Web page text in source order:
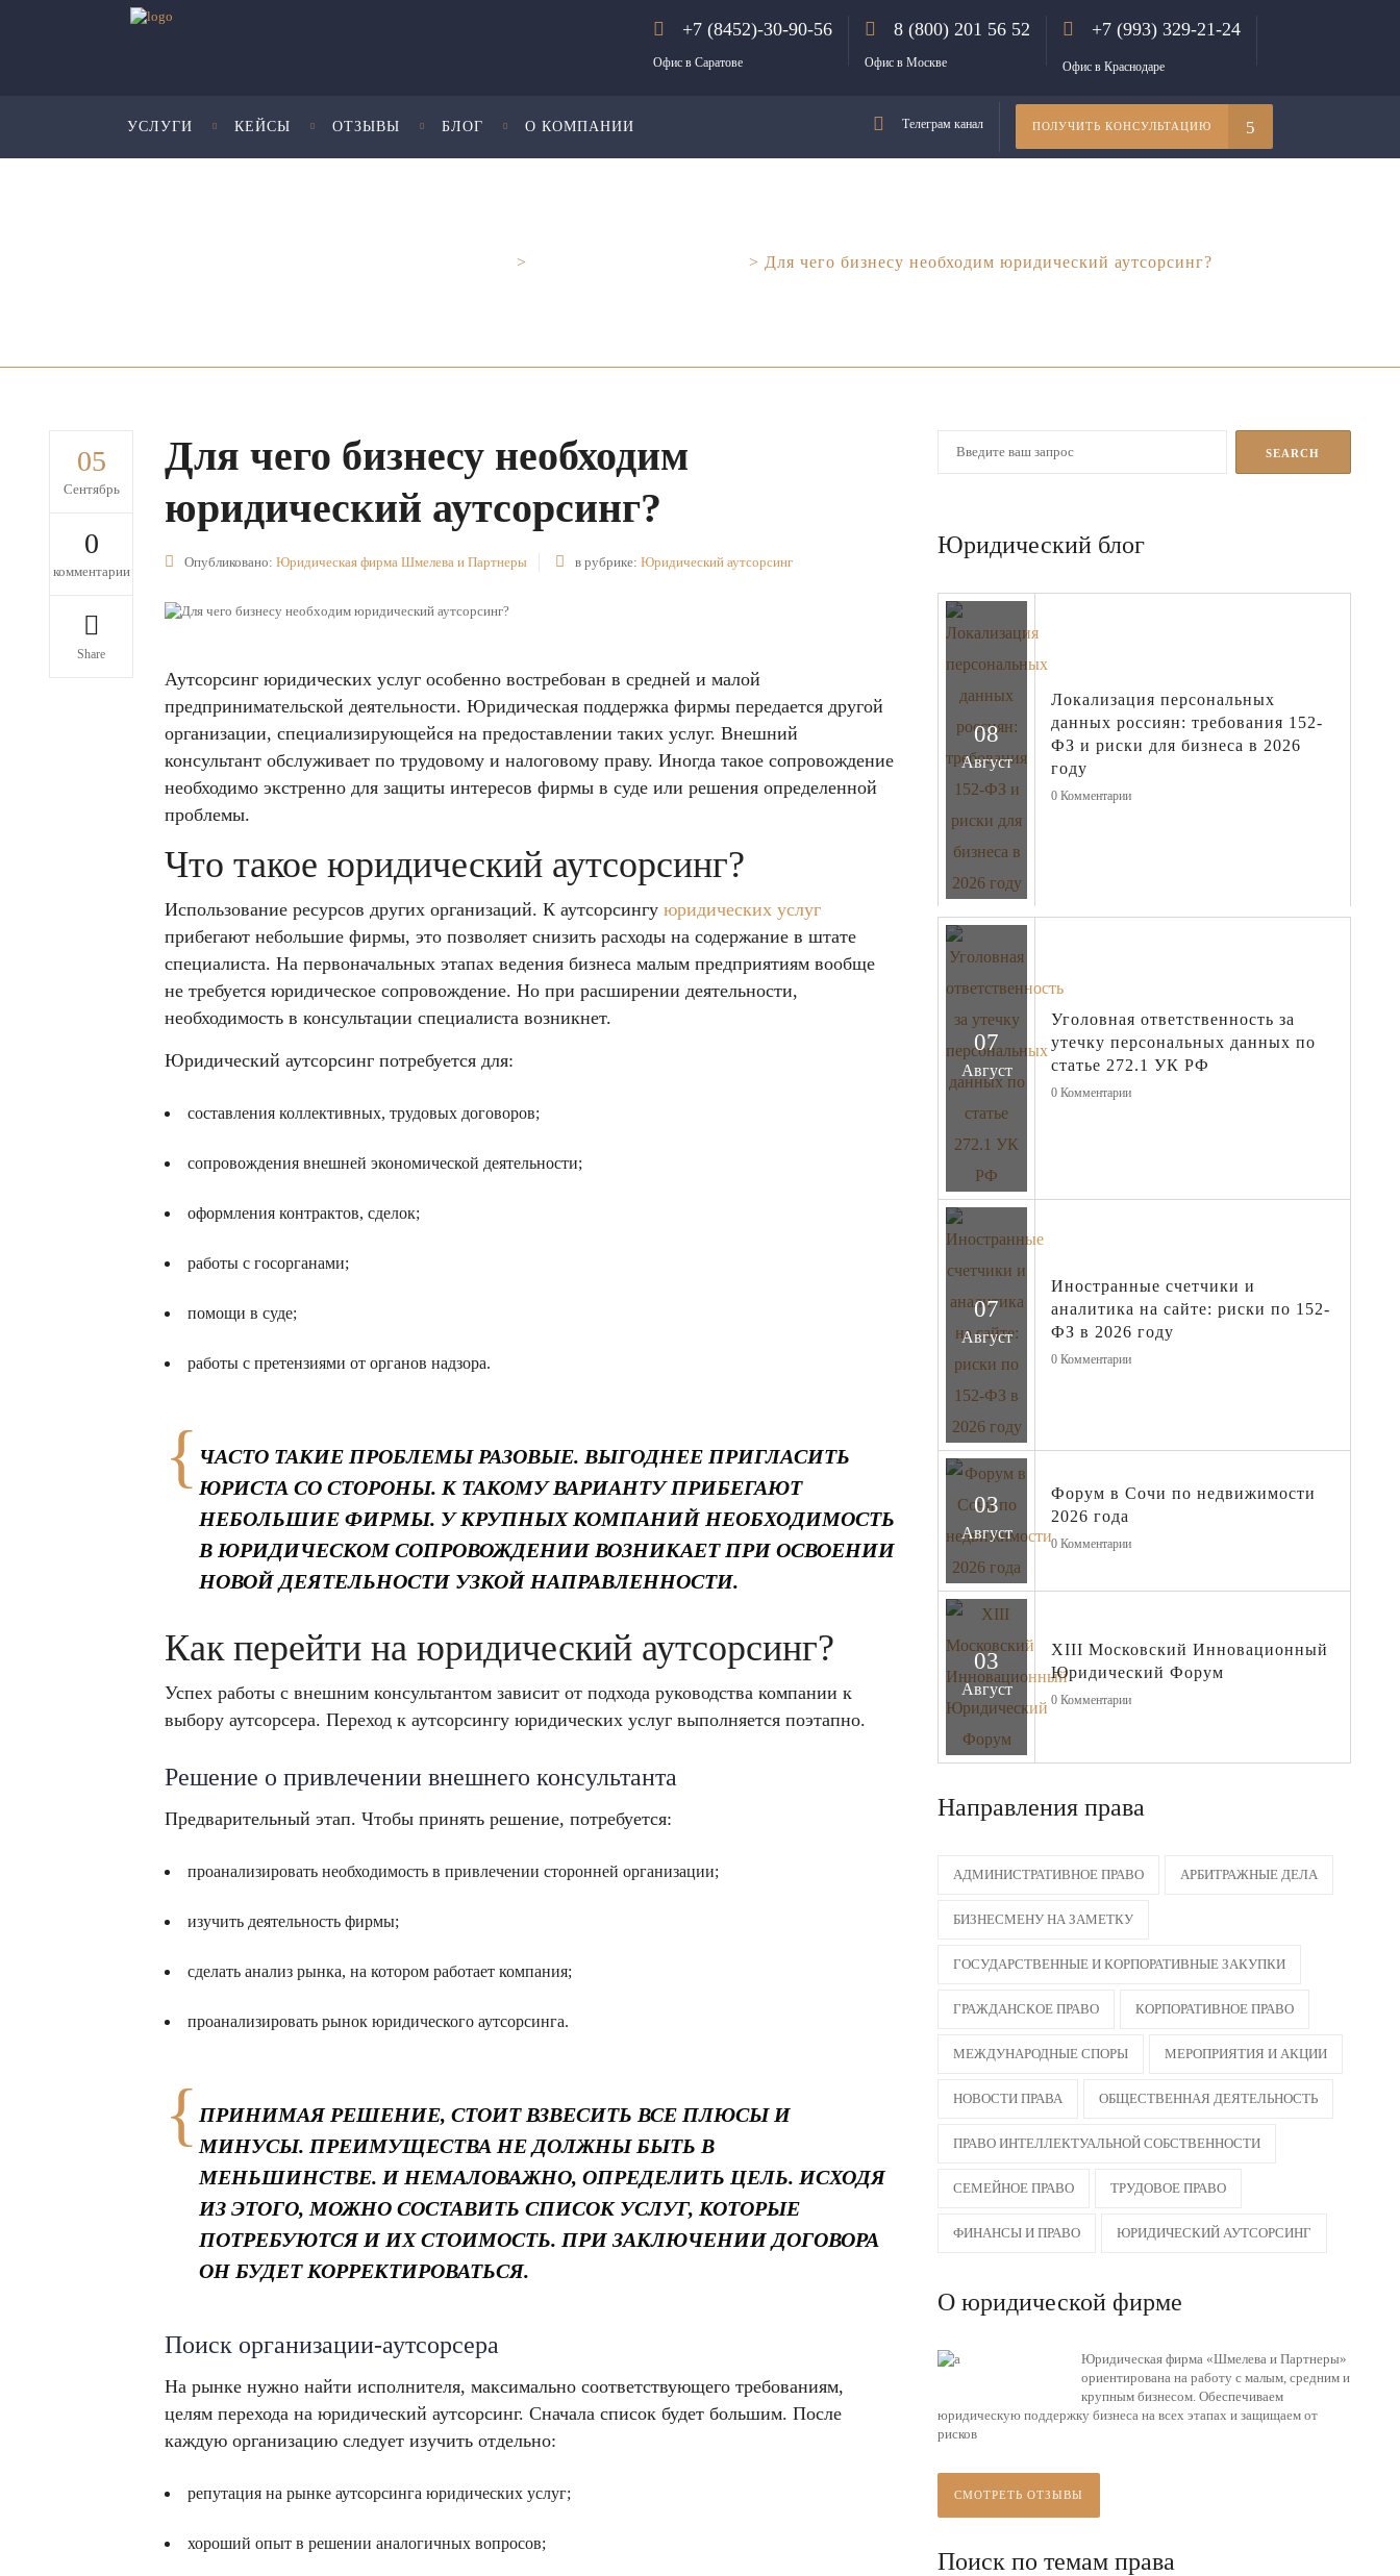
+7 (8452)-30-90-56
Офис в Саратове
8 (800) 201 56 52
Офис в Москве
+7 (993) 329-21-24
Офис в Краснодаре
УСЛУГИ КЕЙСЫ ОТЗЫВЫ БЛОГ О КОМПАНИИ Телеграм канал ПОЛУЧИТЬ КОНСУЛЬТАЦИЮ
> > Для чего бизнесу необходим юридический аутсорсинг?
05
Сентябрь
0
комментарии
Share
Для чего бизнесу необходим
юридический аутсорсинг?
Опубликовано:Юридическая фирма Шмелева и Партнеры в рубрике:Юридический аутсорсинг
Аутсорсинг юридических услуг особенно востребован в средней и малой
предпринимательской деятельности. Юридическая поддержка фирмы передается другой
организации, специализирующейся на предоставлении таких услуг. Внешний
консультант обслуживает по трудовому и налоговому праву. Иногда такое сопровождение
необходимо экстренно для защиты интересов фирмы в суде или решения определенной
проблемы.
Что такое юридический аутсорсинг?
Использование ресурсов других организаций. К аутсорсингуюридических услуг
прибегают небольшие фирмы, это позволяет снизить расходы на содержание в штате
специалиста. На первоначальных этапах ведения бизнеса малым предприятиям вообще
не требуется юридическое сопровождение. Но при расширении деятельности,
необходимость в консультации специалиста возникнет.
Юридический аутсорсинг потребуется для:
составления коллективных, трудовых договоров;
сопровождения внешней экономической деятельности;
оформления контрактов, сделок;
работы с госорганами;
помощи в суде;
работы с претензиями от органов надзора.
ЧАСТО ТАКИЕ ПРОБЛЕМЫ РАЗОВЫЕ. ВЫГОДНЕЕ ПРИГЛАСИТЬ
ЮРИСТА СО СТОРОНЫ. К ТАКОМУ ВАРИАНТУ ПРИБЕГАЮТ
НЕБОЛЬШИЕ ФИРМЫ. У КРУПНЫХ КОМПАНИЙ НЕОБХОДИМОСТЬ
В ЮРИДИЧЕСКОМ СОПРОВОЖДЕНИИ ВОЗНИКАЕТ ПРИ ОСВОЕНИИ
НОВОЙ ДЕЯТЕЛЬНОСТИ УЗКОЙ НАПРАВЛЕННОСТИ.
Как перейти на юридический аутсорсинг?
Успех работы с внешним консультантом зависит от подхода руководства компании к
выбору аутсорсера. Переход к аутсорсингу юридических услуг выполняется поэтапно.
Решение о привлечении внешнего консультанта
Предварительный этап. Чтобы принять решение, потребуется:
проанализировать необходимость в привлечении сторонней организации;
изучить деятельность фирмы;
сделать анализ рынка, на котором работает компания;
проанализировать рынок юридического аутсорсинга.
ПРИНИМАЯ РЕШЕНИЕ, СТОИТ ВЗВЕСИТЬ ВСЕ ПЛЮСЫ И
МИНУСЫ. ПРЕИМУЩЕСТВА НЕ ДОЛЖНЫ БЫТЬ В
МЕНЬШИНСТВЕ. И НЕМАЛОВАЖНО, ОПРЕДЕЛИТЬ ЦЕЛЬ. ИСХОДЯ
ИЗ ЭТОГО, МОЖНО СОСТАВИТЬ СПИСОК УСЛУГ, КОТОРЫЕ
ПОТРЕБУЮТСЯ И ИХ СТОИМОСТЬ. ПРИ ЗАКЛЮЧЕНИИ ДОГОВОРА
ОН БУДЕТ КОРРЕКТИРОВАТЬСЯ.
Поиск организации-аутсорсера
На рынке нужно найти исполнителя, максимально соответствующего требованиям,
целям перехода на юридический аутсорсинг. Сначала список будет большим. После
каждую организацию следует изучить отдельно:
репутация на рынке аутсорсинга юридических услуг;
хороший опыт в решении аналогичных вопросов;
Юридический блог
08
Август
Локализация персональных
данных россиян: требования 152-
ФЗ и риски для бизнеса в 2026
году
0 Комментарии
07
Август
Уголовная ответственность за
утечку персональных данных по
статье 272.1 УК РФ
0 Комментарии
07
Август
Иностранные счетчики и
аналитика на сайте: риски по 152-
ФЗ в 2026 году
0 Комментарии
03
Август
Форум в Сочи по недвижимости
2026 года
0 Комментарии
03
Август
XIII Московский Инновационный
Юридический Форум
0 Комментарии
Направления права
АДМИНИСТРАТИВНОЕ ПРАВО АРБИТРАЖНЫЕ ДЕЛА
БИЗНЕСМЕНУ НА ЗАМЕТКУ
ГОСУДАРСТВЕННЫЕ И КОРПОРАТИВНЫЕ ЗАКУПКИ
ГРАЖДАНСКОЕ ПРАВО КОРПОРАТИВНОЕ ПРАВО
МЕЖДУНАРОДНЫЕ СПОРЫ МЕРОПРИЯТИЯ И АКЦИИ
НОВОСТИ ПРАВА ОБЩЕСТВЕННАЯ ДЕЯТЕЛЬНОСТЬ
ПРАВО ИНТЕЛЛЕКТУАЛЬНОЙ СОБСТВЕННОСТИ
СЕМЕЙНОЕ ПРАВО ТРУДОВОЕ ПРАВО
ФИНАНСЫ И ПРАВО ЮРИДИЧЕСКИЙ АУТСОРСИНГ
О юридической фирме
Юридическая фирма «Шмелева и Партнеры»
ориентирована на работу с малым, средним и
крупным бизнесом. Обеспечиваем
юридическую поддержку бизнеса на всех этапах и защищаем от
рисков
СМОТРЕТЬ ОТЗЫВЫ
Поиск по темам права